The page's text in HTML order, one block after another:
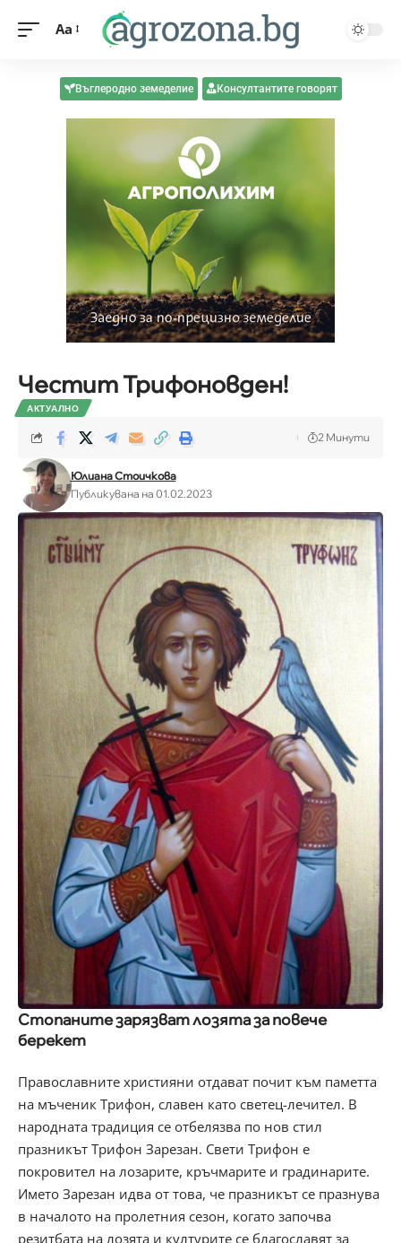
Aa
Въглеродно земеделие Консултантите говорят
Честит Трифоновден!
АКТУАЛНО
Юлиана Стоичкова
Публикувана на 01.02.2023
2 Минути
Стопаните зарязват лозята за повече
берекет
Православните християни отдават почит към паметта
на мъченик Трифон, славен като светец-лечител. В
народната традиция се отбелязва по нов стил
празникът Трифон Зарезан. Свети Трифон е
покровител на лозарите, кръчмарите и градинарите.
Името Зарезан идва от това, че празникът се празнува
в началото на пролетния сезон, когато започва
резитбата на лозята и културите се благославят за